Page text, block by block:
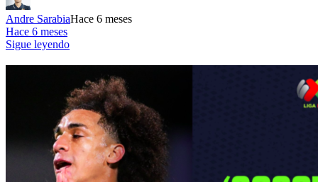
Andre SarabiaHace 6 meses
Hace 6 meses
Sigue leyendo